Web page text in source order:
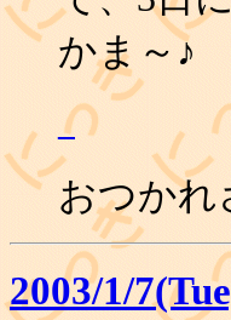
かま～♪
_
おつかれ
2003/1/